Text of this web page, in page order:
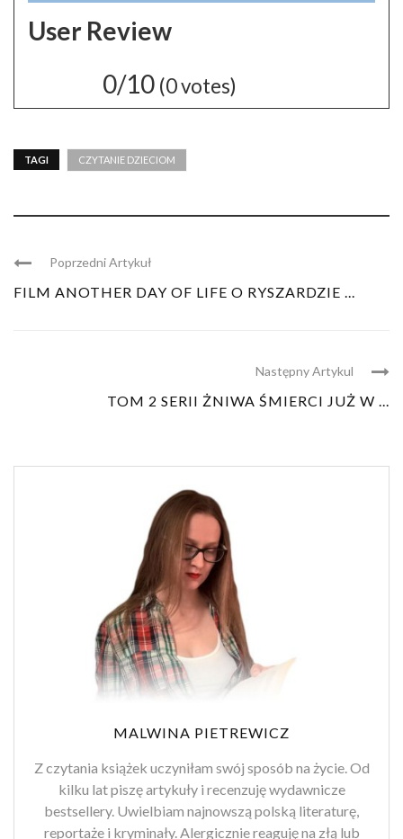
User Review
0/10 (0votes)
TAGI CZYTANIE DZIECIOM
Poprzedni Artykuł
FILM ANOTHER DAY OF LIFE O RYSZARDZIE ...
Następny Artykul
TOM 2 SERII ŻNIWA ŚMIERCI JUŻ W ...
MALWINA PIETREWICZ
Z czytania książek uczyniłam swój sposób na życie. Od
kilku lat piszę artykuły i recenzuję wydawnicze
bestsellery. Uwielbiam najnowszą polską literaturę,
reportaże i kryminały. Alergicznie reaguję na złą lub